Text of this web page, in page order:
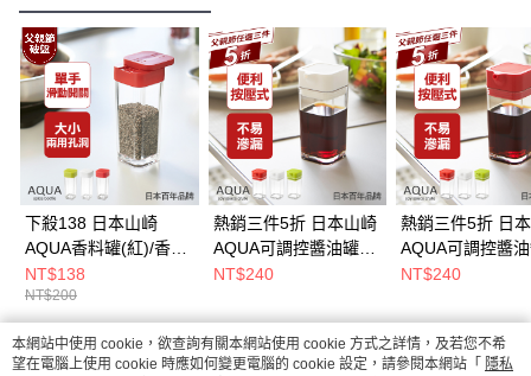
下殺138 日本山崎
AQUA香料罐(紅)/香料
瓶罐/調味料瓶罐/料理
瓶罐/料理配件
NT$138
NT$200
熱銷三件5折 日本山崎
AQUA可調控醬油罐
(白)/香料瓶罐/調味料
件
NT$240
熱銷三件5折 日
AQUA可調控醬
(紅)/香料瓶罐/調
件
NT$240
熱門標籤
本網站中使用 cookie，欲查詢有關本網站使用 cookie 方式之詳情，及若您不希
望在電腦上使用 cookie 時應如何變更電腦的 cookie 設定，請參閱本網站「 隱私